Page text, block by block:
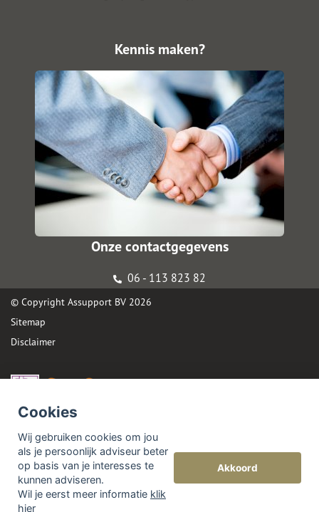
Cookies
Wij gebruiken cookies om jou
als je persoonlijk adviseur beter
op basis van je interesses te
kunnen adviseren.
Wil je eerst meer informatie klik
hier
Akkoord
Kennis maken?
Onze contactgegevens
06 - 113 823 82
© Copyright Assupport BV 2026
Sitemap
Disclaimer